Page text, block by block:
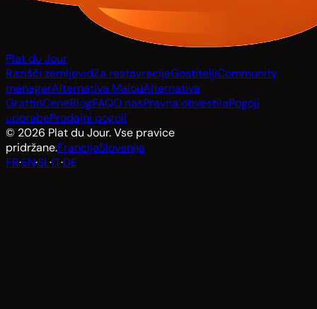
Plat du Jour
Razišči zemljevidZa restavracijeGostiteljiCommunity
managerAlternativa MalouAlternativa
GrattinCeneBlogFAQO nasPravna obvestilaPogoji
uporabeProdajni pogoji
© 2026 Plat du Jour. Vse pravice
pridržane.FrancijaSlovenija
FR·EN·SL·IT·DE